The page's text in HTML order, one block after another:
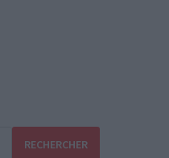
RECHERCHER